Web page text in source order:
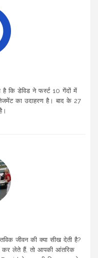
है कि डेविड ने फर्स्ट 10 गेंदों में
का उदाहरण है। बाद के 27
जीवन की क्या सीख देती है?
कर लेते हैं, तो आपकी आंतरिक